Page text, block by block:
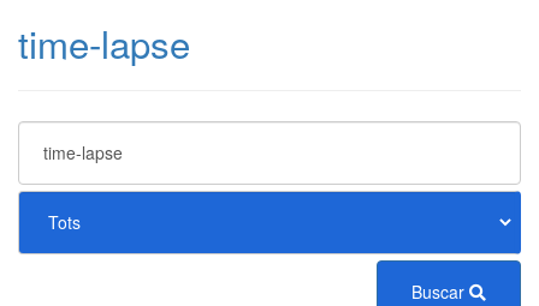
time-lapse
Buscar